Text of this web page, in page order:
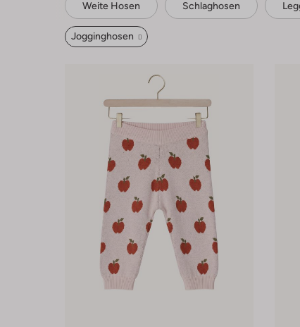
Weite Hosen Schlaghosen
Jogginghosen